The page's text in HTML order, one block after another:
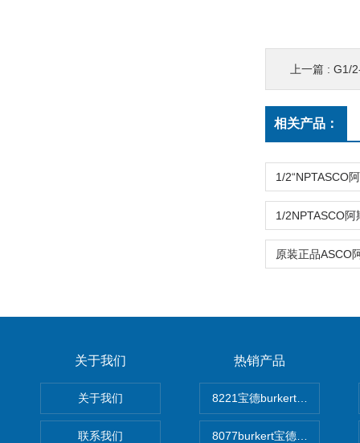
上一篇 : G1/2-
相关产品：
关于我们
关于我们
联系我们
热销产品
8221宝德burkert电导率探头
8077burkert宝德椭圆齿轮脉